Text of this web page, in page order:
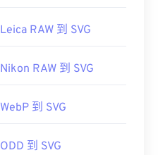
Leica RAW 到 SVG
Nikon RAW 到 SVG
WebP 到 SVG
ODD 到 SVG